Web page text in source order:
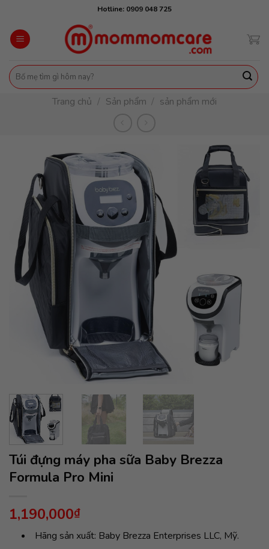
content
Hotline: 0909 048 725
Tìm
kiếm:
Trang chủ / Sản phẩm / sản phẩm mới
Túi đựng máy pha sữa Baby Brezza
Formula Pro Mini
1,190,000₫
Hãng sản xuất: Baby Brezza Enterprises LLC, Mỹ.